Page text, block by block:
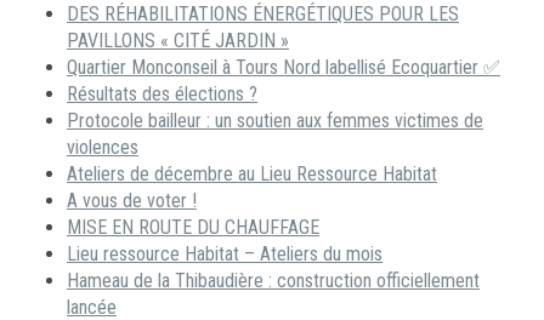
DES RÉHABILITATIONS ÉNERGÉTIQUES POUR LES
PAVILLONS « CITÉ JARDIN »
Quartier Monconseil à Tours Nord labellisé Ecoquartier ✅
Résultats des élections ?
Protocole bailleur : un soutien aux femmes victimes de
violences
Ateliers de décembre au Lieu Ressource Habitat
A vous de voter !
MISE EN ROUTE DU CHAUFFAGE
Lieu ressource Habitat – Ateliers du mois
Hameau de la Thibaudière : construction officiellement
lancée